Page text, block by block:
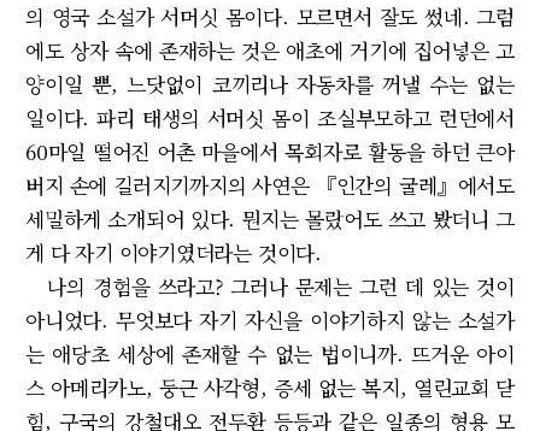
의 영국 소설가 서머싯 몸이다. 모르면서 잘도 썼네. 그럼
에도 상자 속에 존재하는 것은 애초에 거기에 집어넣은 고
양이일 뿐, 느닷없이 코끼리나 자동차를 꺼낼 수는 없는
일이다. 파리 태생의 서머싯 몸이 조실부모하고 런던에서
60마일 떨어진 어촌 마을에서 목회자로 활동을 하던 큰아
버지 손에 길러지기까지의 사연은 『인간의 굴레』에서도
세밀하게 소개되어 있다. 뭔지는 몰랐어도 쓰고 봤더니 그
게 다 자기 이야기였더라는 것이다.
나의 경험을 쓰라고? 그러나 문제는 그런 데 있는 것이
아니었다. 무엇보다 자기 자신을 이야기하지 않는 소설가
는 애당초 세상에 존재할 수 없는 법이니까. 뜨거운 아이
스 아메리카노, 둥근 사각형, 증세 없는 복지, 열린교회 닫
힘, 구국의 강철대오 전두환 등등과 같은 일종의 형용 모